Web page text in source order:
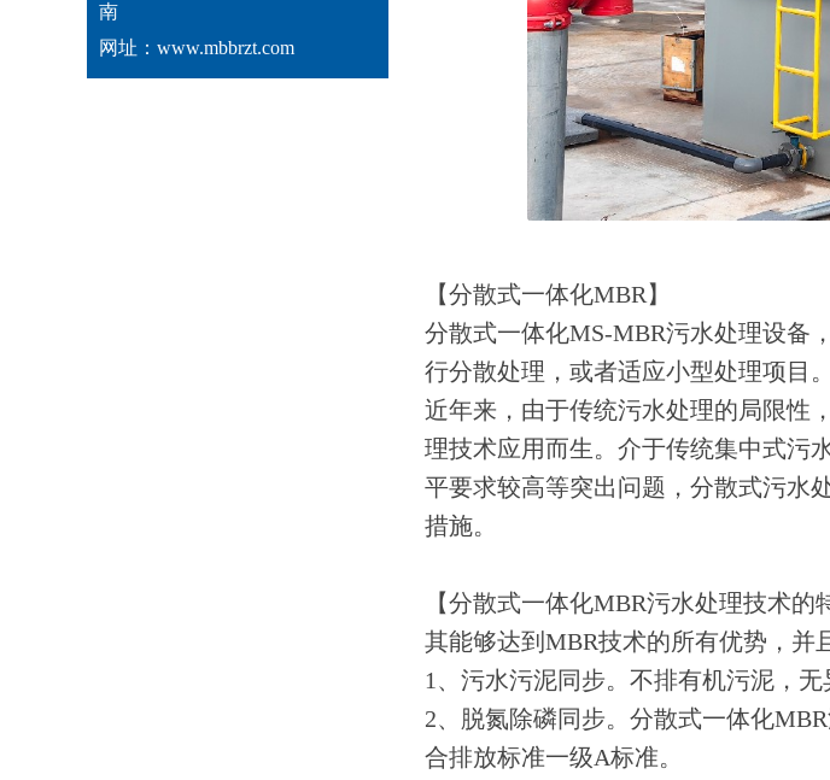
南
网址：www.mbbrzt.com
【分散式一体化MBR】
分散式一体化MS-MBR污水处理设备
行分散处理，或者适应小型处理项目。
近年来，由于传统污水处理的局限性
理技术应用而生。介于传统集中式污
平要求较高等突出问题，分散式污水
措施。
【分散式一体化MBR污水处理技术的
其能够达到MBR技术的所有优势，并
1、污水污泥同步。不排有机污泥，无
2、脱氮除磷同步。分散式一体化
合排放标准一级A标准。